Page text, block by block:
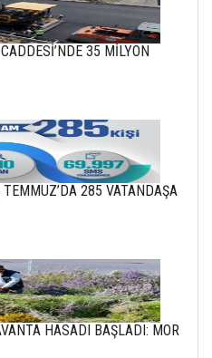
SEMRA ŞAHİN
KENDİNE UYANMAK
30 Temmuz 2026
İlgi Alanlarımız ve Biz
02 Ekim 2025
SABAHATTİN
SÜRMEN
35 MİLYON
285 VATANDAŞA
HASADI BAŞLADI: MOR